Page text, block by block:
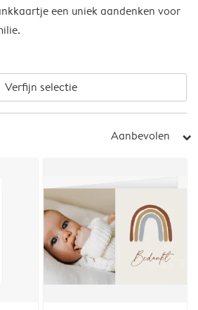
een uniek aandenken voor
Verfijn selectie
Aanbevolen arrow_right